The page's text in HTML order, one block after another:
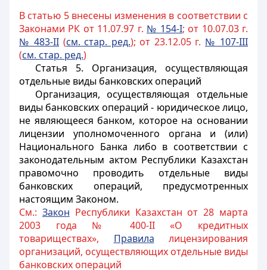
В статью 5 внесены изменения в соответствии с
Законами РК от 11.07.97 г. № 154-I; от 10.07.03 г.
№ 483-II (см. стар. ред.); от 23.12.05 г. № 107-III
(см. стар. ред.)
Статья 5. Организация, осуществляющая
отдельные виды банковских операций
Организация, осуществляющая отдельные
виды банковских операций - юридическое лицо,
не являющееся банком, которое на основании
лицензии уполномоченного органа и (или)
Национального Банка либо в соответствии с
законодательным актом Республики Казахстан
правомочно проводить отдельные виды
банковских операций, предусмотренных
настоящим Законом.
См.: Закон Республики Казахстан от 28 марта
2003 года № 400-II «О кредитных
товариществах», Правила лицензирования
организаций, осуществляющих отдельные виды
банковских операций